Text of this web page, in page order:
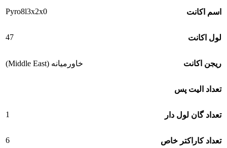
اسم اکانت Pyro8l3x2x0
لول اکانت 47
ریجن اکانت خاورمیانه (Middle East)
تعداد الیت پس
تعداد گان لول دار 1
تعداد کاراکتر خاص 6